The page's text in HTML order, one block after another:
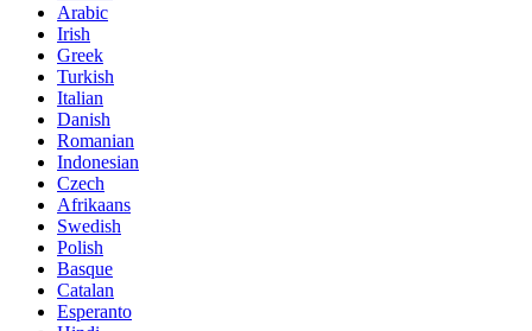
Arabic
Irish
Greek
Turkish
Italian
Danish
Romanian
Indonesian
Czech
Afrikaans
Swedish
Polish
Basque
Catalan
Esperanto